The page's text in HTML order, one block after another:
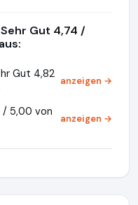
Gut 4,74 /
Gut 4,82 anzeigen →
5,00 von
anzeigen →